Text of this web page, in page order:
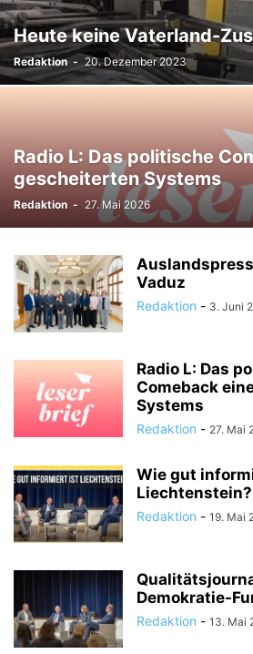
TODESFÄLLE TOURISMUS
ÜSERE WORZLA - HISTORISCHES
WIRTSCHAFTS:ZEIT
Heute keine Vaterland-
Redaktion - 20. Dezember 2023
Radio L: Das politische
gescheiterten Systems
Redaktion - 27. Mai 2026
Vaduz
Redaktion - 3. Juni
Radio L: Das
Comeback
Systems
Redaktion - 27. Mai
Wie gut
Liechtenstein?
Redaktion - 19. Mai
Demokratie-
Redaktion - 13. Mai